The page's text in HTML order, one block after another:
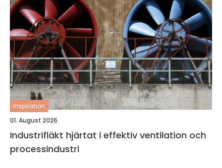
inspiration
01. August 2026
Industrifläkt hjärtat i effektiv ventilation och
processindustri